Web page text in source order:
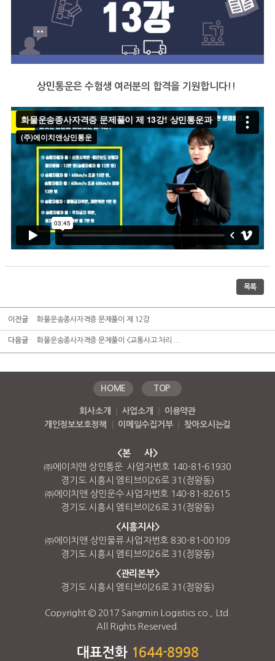
상민통운은 수험생 여러분의 합격을 기원합니다!!
목록
이전글 화물운송종사자격증 문제풀이 제 12강
다음글 화물운송종사자격증 문제풀이 <교통사고 처리 ...
HOME TOP
회사소개 사업소개
이용약관
개인정보보호정책
이메일수집거부 찾아오시는길
<본 사>
㈜에이치앤 상민통운 사업자번호 140-81-61930
경기도 시흥시 엠티브이26로 31(정왕동)
㈜에이치앤 상민운수 사업자번호 140-81-82615
경기도 시흥시 엠티브이26로 31(정왕동)
<시흥지사>
㈜에이치앤 상민물류 사업자번호 830-81-00109
경기도 시흥시 엠티브이26로 31(정왕동)
<관리본부>
경기도 시흥시 엠티브이26로 31(정왕동)
Copyright © 2017 Sangmin Logistics co., Ltd.
All Rights Reserved.
대표전화 1644-8998